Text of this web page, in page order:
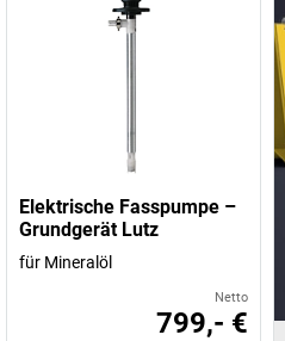
Elektrische Fasspumpe –
Grundgerät Lutz
für Mineralöl
Netto
799,- €